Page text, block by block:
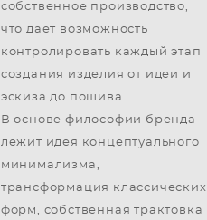
собственное производство,
что дает возможность
контролировать каждый этап
создания изделия от идеи и
эскиза до пошива.
В основе философии бренда
лежит идея концептуального
минимализма,
трансформация классических
форм, собственная трактовка